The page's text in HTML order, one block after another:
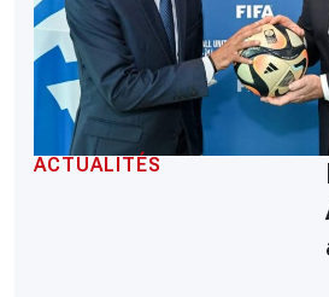
ACTUALITÉS